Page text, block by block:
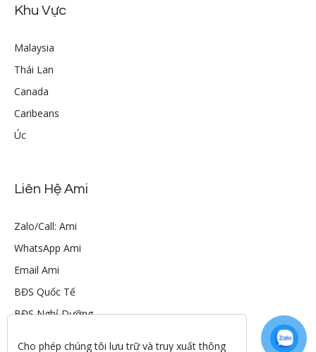
Khu Vực
Malaysia
Thái Lan
Canada
Caribeans
Úc
Liên Hệ Ami
Zalo/Call: Ami
WhatsApp Ami
Email Ami
BĐS Quốc Tế
BĐS Nghỉ Dưỡng
Cho phép chúng tôi lưu trữ và truy xuất thông